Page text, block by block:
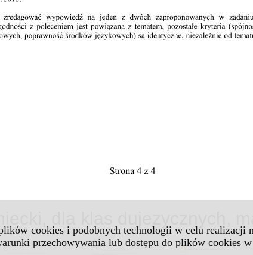
cookies i podobnych technologii w celu realizacji
przechowywania lub dostępu do plików cookies